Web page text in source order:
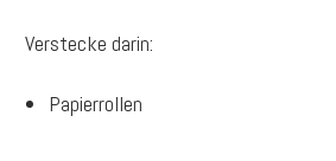
Verstecke darin:
Papierrollen